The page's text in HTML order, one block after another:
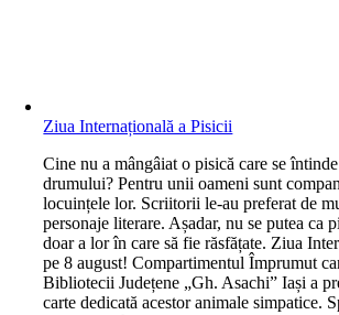
Ziua Internațională a Pisicii
Cine nu a mângâiat o pisică care se
drumului? Pentru unii oameni sunt
locuințele lor. Scriitorii le-au preferat de
personaje literare. Așadar, nu se putea ca
doar a lor în care să fie răsfățate. Ziua
pe 8 august! Compartimentul Împrumut
Bibliotecii Județene „Gh. Asachi” Iași a
carte dedicată acestor animale simpatice.